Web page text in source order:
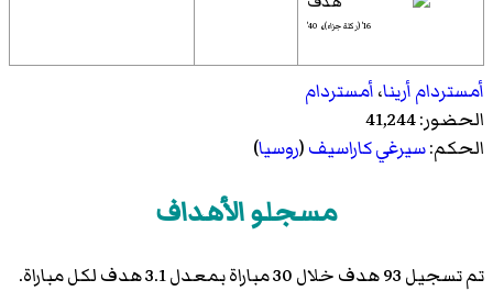
16' (ركلة جزاء) ، 40'
أمستردام أرينا،أمستردام
الحضور: 41,244
الحكم:سيرغي كاراسيف(روسيا)
مسجلو الأهداف
تم تسجيل 93 هدف خلال 30 مباراة بمعدل 3.1 هدف لكل مباراة.